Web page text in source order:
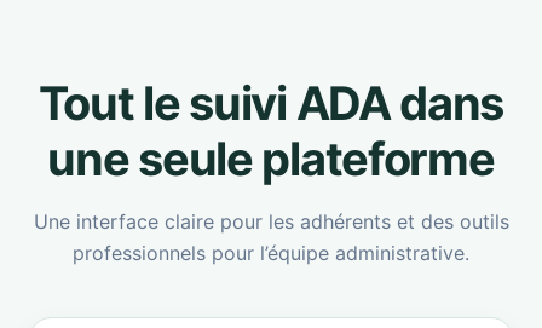
Tout le suivi ADA dans
une seule plateforme
Une interface claire pour les adhérents et des outils
professionnels pour l’équipe administrative.